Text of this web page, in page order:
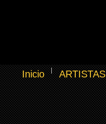
Inicio ARTISTAS